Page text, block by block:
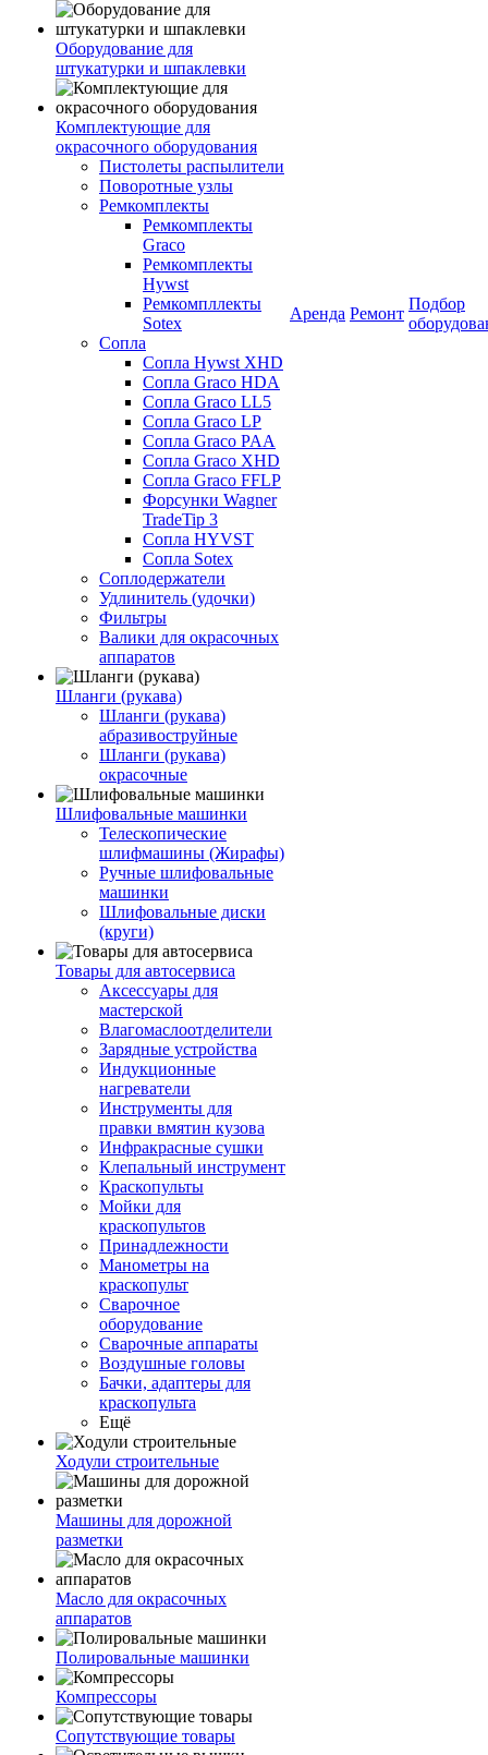
Оборудование для
штукатурки и шпаклевки
Комплектующие для
окрасочного оборудования
Пистолеты распылители
Поворотные узлы
Ремкомплекты
Ремкомплекты
Graco
Ремкомплекты
Hywst
Ремкомпллекты
Sotex
Сопла
Сопла Hywst XHD
Сопла Graco HDA
Сопла Graco LL5
Сопла Graco LP
Сопла Graco PAA
Сопла Graco XHD
Сопла Graco FFLP
Форсунки Wagner
TradeTip 3
Сопла HYVST
Сопла Sotex
Соплодержатели
Удлинитель (удочки)
Фильтры
Валики для окрасочных
аппаратов
Шланги (рукава)
Шланги (рукава)
абразивоструйные
Шланги (рукава)
окрасочные
Шлифовальные машинки
Телескопические
шлифмашины (Жирафы)
Ручные шлифовальные
машинки
Шлифовальные диски
(круги)
Товары для автосервиса
Аксессуары для
мастерской
Влагомаслоотделители
Зарядные устройства
Индукционные
нагреватели
Инструменты для
правки вмятин кузова
Инфракрасные сушки
Клепальный инструмент
Краскопульты
Мойки для
краскопультов
Принадлежности
Манометры на
краскопульт
Сварочное
оборудование
Сварочные аппараты
Воздушные головы
Бачки, адаптеры для
краскопульта
Ещё
Ходули строительные
Машины для дорожной
разметки
Масло для окрасочных
аппаратов
Полировальные машинки
Компрессоры
Сопутствующие товары
Аренда Ремонт
Подбор